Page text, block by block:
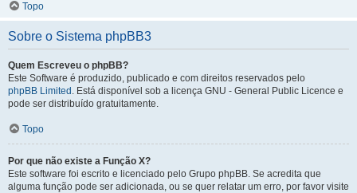
Topo
Sobre o Sistema phpBB3
Quem Escreveu o phpBB?
Este Software é produzido, publicado e com direitos reservados pelo
phpBB Limited . Está disponível sob a licença GNU - General Public Licence e
pode ser distribuído gratuitamente.
Topo
Por que não existe a Função X?
Este software foi escrito e licenciado pelo Grupo phpBB. Se acredita que
alguma função pode ser adicionada, ou se quer relatar um erro, por favor visite